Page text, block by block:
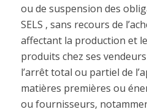
ou de suspension des
SELS , sans recours de
affectant la production et
produits chez ses
l’arrêt total ou partiel de
matières premières ou
ou fournisseurs,